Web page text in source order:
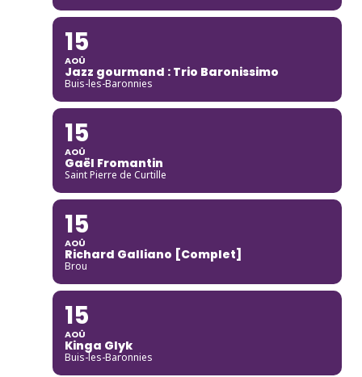
15
AOÛ
Jazz gourmand : Trio Baronissimo
Buis-les-Baronnies
15
AOÛ
Gaël Fromantin
Saint Pierre de Curtille
15
AOÛ
Richard Galliano [Complet]
Brou
15
AOÛ
Kinga Glyk
Buis-les-Baronnies